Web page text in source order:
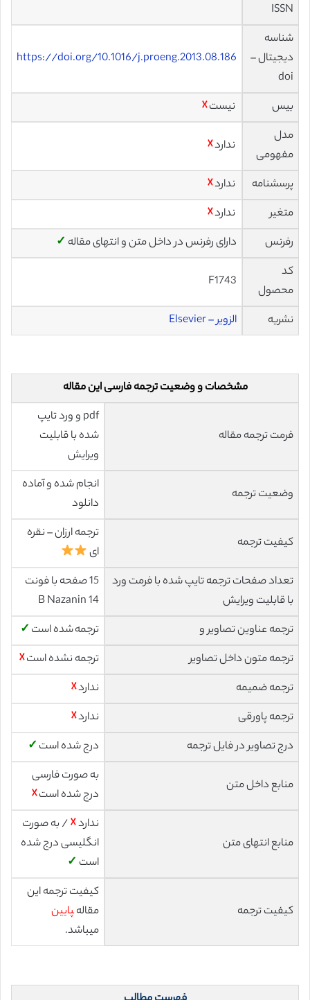
ISSN
شناسه
دیجیتال –
doi
https://doi.org/10.1016/j.proeng.2013.08.186
بیس نیست☓
مدل
مفهومی
ندارد☓
پرسشنامه ندارد☓
متغیر
ندارد☓
رفرنس
دارای رفرنس در داخل متن و انتهای مقاله ✓
کد
محصول
F1743
نشریه الزویر – Elsevier
مشخصات و وضعیت ترجمه فارسی این مقاله
فرمت ترجمه مقاله
pdf و ورد تایپ
شده با قابلیت
ویرایش
وضعیت ترجمه
انجام شده و آماده
دانلود
کیفیت ترجمه
ترجمه ارزان – نقره
ای
تعداد صفحات ترجمه تایپ شده با فرمت ورد
با قابلیت ویرایش
15 صفحه با فونت
14 B Nazanin
ترجمه عناوین تصاویر و
ترجمه شده است ✓
ترجمه متون داخل تصاویر
ترجمه نشده است☓
ترجمه ضمیمه
ندارد☓
ترجمه پاورقی
ندارد☓
درج تصاویر در فایل ترجمه
درج شده است ✓
منابع داخل متن
به صورت فارسی
درج شده است☓
منابع انتهای متن
ندارد☓/ به صورت
انگلیسی درج شده
است ✓
کیفیت ترجمه
کیفیت ترجمه این
مقاله ‍پایین
میباشد.